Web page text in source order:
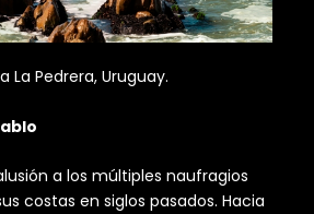
La Pedrera, Uruguay.
a los múltiples naufragios
costas en siglos pasados. Hacia